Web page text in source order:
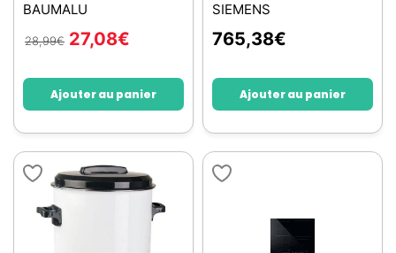
BAUMALU
28,99€ 27,08€
Ajouter au panier
SIEMENS
765,38€
Ajouter au panier